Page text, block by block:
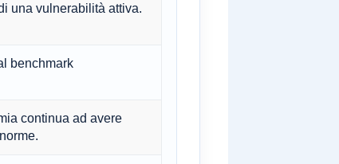
una vulnerabilità attiva.
benchmark
continua ad avere